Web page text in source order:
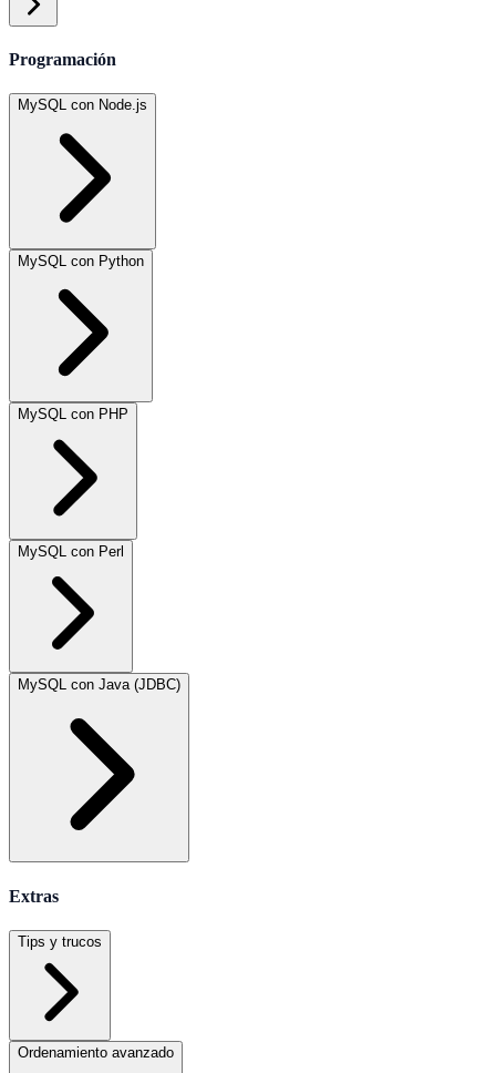
Programación
MySQL con Node.js
MySQL con Python
MySQL con PHP
MySQL con Perl
MySQL con Java (JDBC)
Extras
Tips y trucos
Ordenamiento avanzado